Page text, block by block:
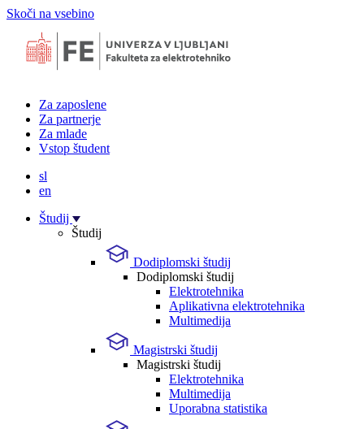
Skoči na vsebino
Za zaposlene
Za partnerje
Za mlade
Vstop študent
sl
en
Študij
Študij
Dodiplomski študij
Dodiplomski študij
Elektrotehnika
Aplikativna elektrotehnika
Multimedija
Magistrski študij
Magistrski študij
Elektrotehnika
Multimedija
Uporabna statistika